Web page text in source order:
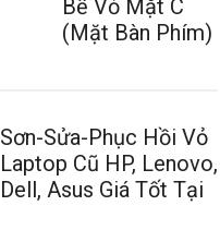
Bể Vỏ Mặt C
(Mặt Bàn Phím)
Sơn-Sửa-Phục Hồi Vỏ
Laptop Cũ HP, Lenovo,
Dell, Asus Giá Tốt Tại